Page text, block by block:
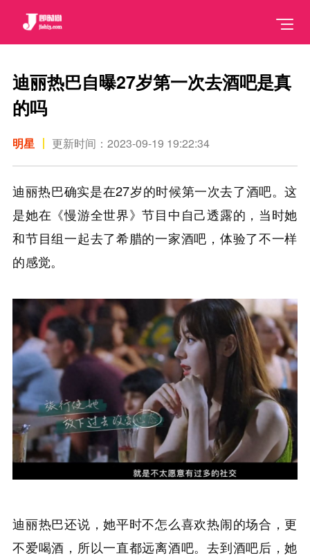
迪丽热巴自曝27岁第一次去酒吧是真
的吗
明星 更新时间：2023-09-19 19:22:34
迪丽热巴确实是在27岁的时候第一次去了酒吧。这
是她在《慢游全世界》节目中自己透露的，当时她
和节目组一起去了希腊的一家酒吧，体验了不一样
的感觉。
迪丽热巴还说，她平时不怎么喜欢热闹的场合，更
不爱喝酒，所以一直都远离酒吧。去到酒吧后，她